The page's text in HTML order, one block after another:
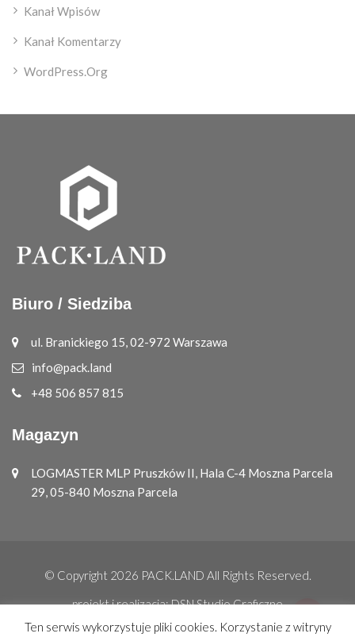
Kanał Wpisów
Kanał Komentarzy
WordPress.org
Biuro / Siedziba
ul. Branickiego 15, 02-972 Warszawa
info@pack.land
+48 506 857 815
Magazyn
LOGMASTER MLP Pruszków II, Hala C-4 Moszna Parcela
29, 05-840 Moszna Parcela
© Copyright 2026 PACK.LAND All Rights Reserved.
projekt i realizacja:DSN Studio Graficzne
Ten serwis wykorzystuje pliki cookies. Korzystanie z witryny